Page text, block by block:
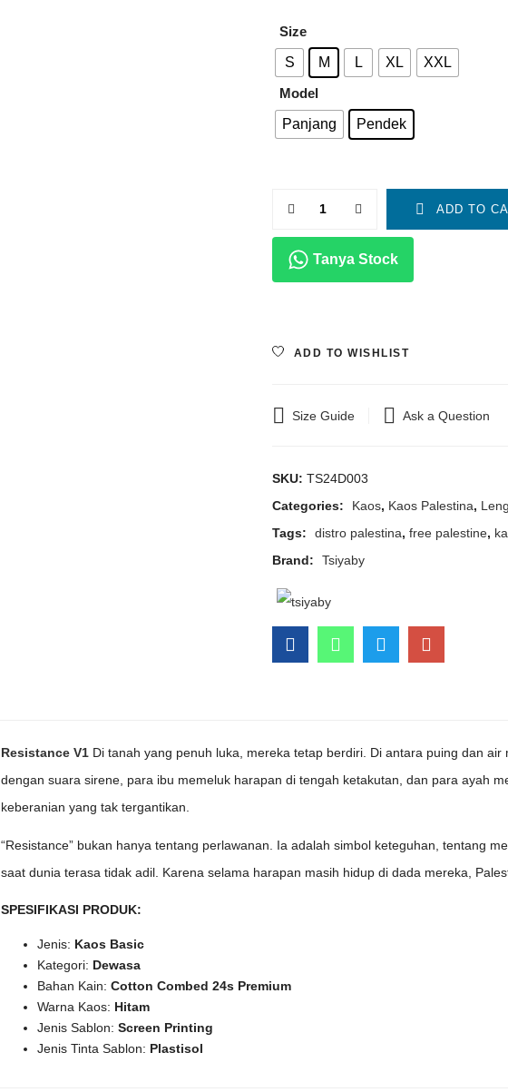
Size
S M L XL
XXL
Model
Panjang Pendek
ADD TO
Tanya Stock
ADD TO WISHLIST
Size Guide Ask a Question
SKU: TS24D003
Categories:
Kaos, Kaos Palestina,
Tags:
distro palestina, free palestine,
Brand:
Tsiyaby
Resistance V1 Di tanah yang penuh luka, mereka tetap berdiri. Di antara puing dan
dengan suara sirene, para ibu memeluk harapan di tengah ketakutan, dan para ayah
keberanian yang tak tergantikan.
“Resistance” bukan hanya tentang perlawanan. Ia adalah simbol keteguhan, tentang
saat dunia terasa tidak adil. Karena selama harapan masih hidup di dada mereka,
SPESIFIKASI PRODUK:
Jenis: Kaos Basic
Kategori: Dewasa
Bahan Kain: Cotton Combed 24s Premium
Warna Kaos: Hitam
Jenis Sablon: Screen Printing
Jenis Tinta Sablon: Plastisol